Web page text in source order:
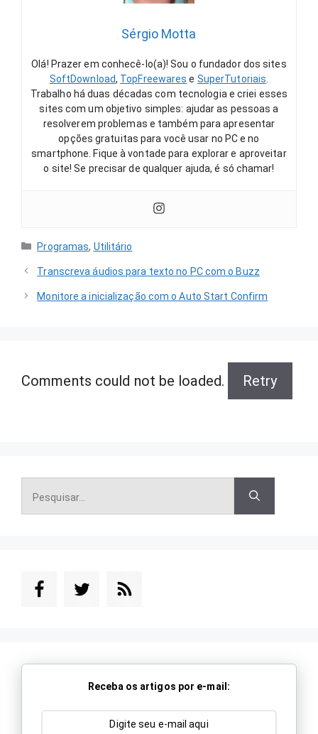
Sérgio Motta
Olá! Prazer em conhecê-lo(a)! Sou o fundador dos sites
SoftDownload, TopFreewares e SuperTutoriais
Trabalho há duas décadas com tecnologia e criei esses
sites com um objetivo simples: ajudar as pessoas a
resolverem problemas e também para apresentar
opções gratuitas para você usar no PC e no
smartphone. Fique à vontade para explorar e aproveitar
o site! Se precisar de qualquer ajuda, é só chamar!
Categorias
Programas, Utilitário
Transcreva áudios para texto no PC com o Buzz
Monitore a inicialização com o Auto Start Confirm
Comments could not be loaded. Retry
Pesquisar
por:
Receba os artigos por e-mail: